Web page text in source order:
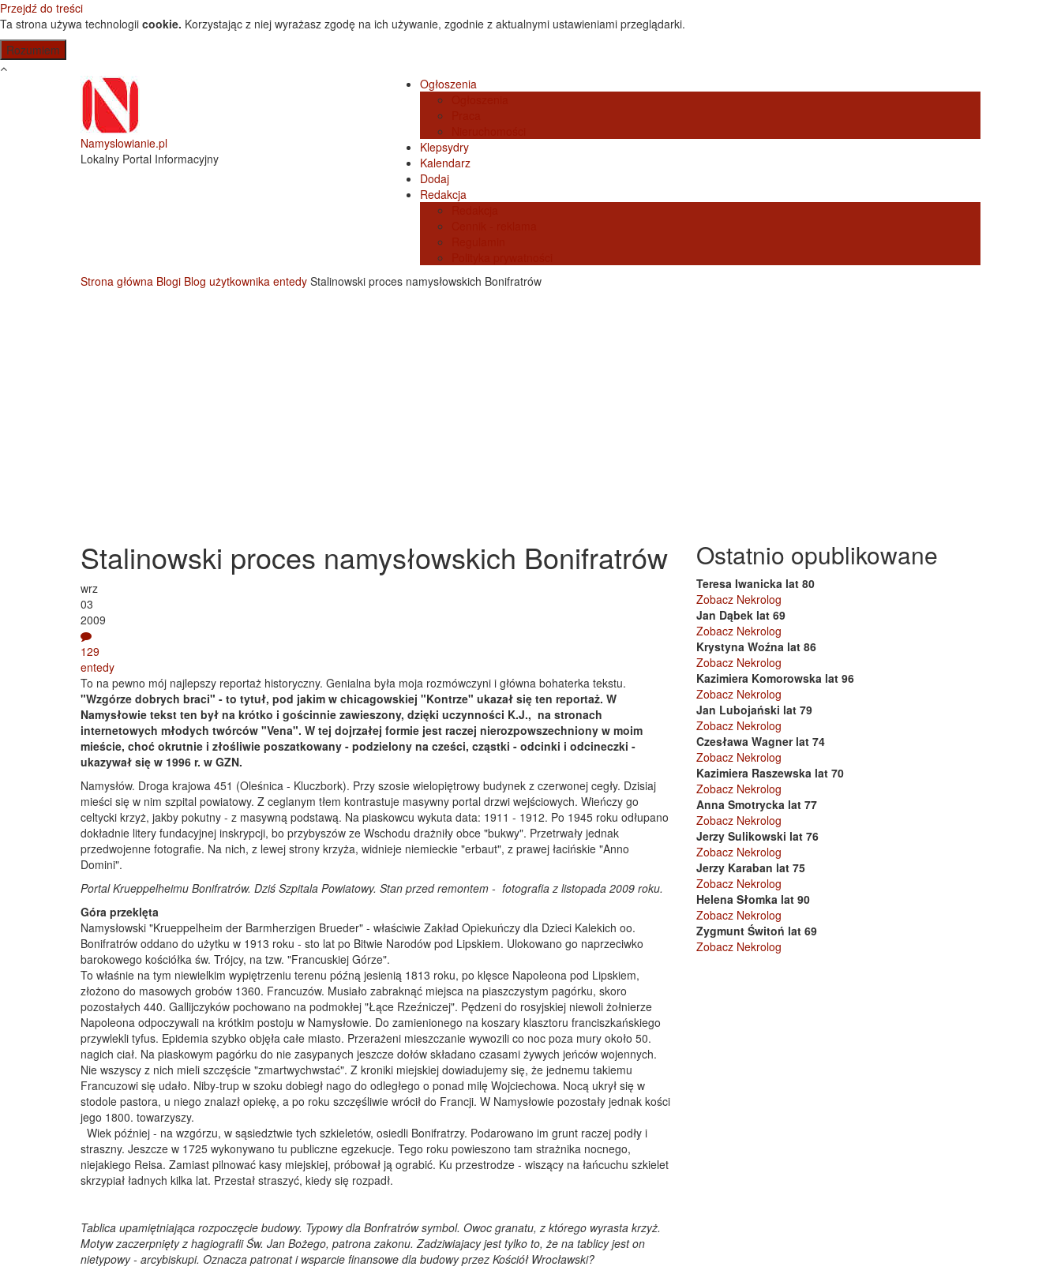
Przejdź do treści
Ta strona używa technologii cookie. Korzystając z niej wyrażasz zgodę na ich używanie, zgodnie z aktualnymi ustawieniami przeglądarki.
Namyslowianie.pl
Lokalny Portal Informacyjny
Ogłoszenia
Klepsydry
Kalendarz
Dodaj
Redakcja
Strona główna Blogi Blog użytkownika entedy Stalinowski proces namysłowskich Bonifratrów
Stalinowski proces namysłowskich Bonifratrów
wrz
03
2009
129
entedy
To na pewno mój najlepszy reportaż historyczny. Genialna była moja rozmówczyni i główna bohaterka tekstu.
"Wzgórze dobrych braci" - to tytuł, pod jakim w chicagowskiej "Kontrze" ukazał się ten reportaż. W
Namysłowie tekst ten był na krótko i gościnnie zawieszony, dzięki uczynności K.J., na stronach
internetowych młodych twórców "Vena". W tej dojrzałej formie jest raczej nierozpowszechniony w moim
mieście, choć okrutnie i złośliwie poszatkowany - podzielony na cześci, cząstki - odcinki i odcineczki -
ukazywał się w 1996 r. w GZN.
Namysłów. Droga krajowa 451 (Oleśnica - Kluczbork). Przy szosie wielopiętrowy budynek z czerwonej cegły. Dzisiaj
mieści się w nim szpital powiatowy. Z ceglanym tłem kontrastuje masywny portal drzwi wejściowych. Wieńczy go
celtycki krzyż, jakby pokutny - z masywną podstawą. Na piaskowcu wykuta data: 1911 - 1912. Po 1945 roku odłupano
dokładnie litery fundacyjnej inskrypcji, bo przybyszów ze Wschodu drażniły obce "bukwy". Przetrwały jednak
przedwojenne fotografie. Na nich, z lewej strony krzyża, widnieje niemieckie "erbaut", z prawej łacińskie "Anno
Domini".
Portal Krueppelheimu Bonifratrów. Dziś Szpitala Powiatowy. Stan przed remontem - fotografia z listopada 2009 roku.
Góra przeklęta
Namysłowski "Krueppelheim der Barmherzigen Brueder" - właściwie Zakład Opiekuńczy dla Dzieci Kalekich oo.
Bonifratrów oddano do użytku w 1913 roku - sto lat po Bitwie Narodów pod Lipskiem. Ulokowano go naprzeciwko
barokowego kościółka św. Trójcy, na tzw. "Francuskiej Górze".
To właśnie na tym niewielkim wypiętrzeniu terenu późną jesienią 1813 roku, po klęsce Napoleona pod Lipskiem,
złożono do masowych grobów 1360. Francuzów. Musiało zabraknąć miejsca na piaszczystym pagórku, skoro
pozostałych 440. Gallijczyków pochowano na podmokłej "Łące Rzeźniczej". Pędzeni do rosyjskiej niewoli żołnierze
Napoleona odpoczywali na krótkim postoju w Namysłowie. Do zamienionego na koszary klasztoru franciszkańskiego
przywlekli tyfus. Epidemia szybko objęła całe miasto. Przerażeni mieszczanie wywozili co noc poza mury około 50.
nagich ciał. Na piaskowym pagórku do nie zasypanych jeszcze dołów składano czasami żywych jeńców wojennych.
Nie wszyscy z nich mieli szczęście "zmartwychwstać". Z kroniki miejskiej dowiadujemy się, że jednemu takiemu
Francuzowi się udało. Niby-trup w szoku dobiegł nago do odległego o ponad milę Wojciechowa. Nocą ukrył się w
stodole pastora, u niego znalazł opiekę, a po roku szczęśliwie wrócił do Francji. W Namysłowie pozostały jednak kości
jego 1800. towarzyszy.
Wiek później - na wzgórzu, w sąsiedztwie tych szkieletów, osiedli Bonifratrzy. Podarowano im grunt raczej podły i
straszny. Jeszcze w 1725 wykonywano tu publiczne egzekucje. Tego roku powieszono tam strażnika nocnego,
niejakiego Reisa. Zamiast pilnować kasy miejskiej, próbował ją ograbić. Ku przestrodze - wiszący na łańcuchu szkielet
skrzypiał ładnych kilka lat. Przestał straszyć, kiedy się rozpadł.
Tablica upamiętniająca rozpoczęcie budowy. Typowy dla Bonfratrów symbol. Owoc granatu, z którego wyrasta krzyż.
Motyw zaczerpnięty z hagiografii Św. Jan Bożego, patrona zakonu. Zadziwiajacy jest tylko to, że na tablicy jest on
nietypowy - arcybiskupi. Oznacza patronat i wsparcie finansowe dla budowy przez Kościół Wrocławski?
Ostatnio opublikowane
Teresa Iwanicka lat 80
Zobacz Nekrolog
Jan Dąbek lat 69
Zobacz Nekrolog
Krystyna Woźna lat 86
Zobacz Nekrolog
Kazimiera Komorowska lat 96
Zobacz Nekrolog
Jan Lubojański lat 79
Zobacz Nekrolog
Czesława Wagner lat 74
Zobacz Nekrolog
Kazimiera Raszewska lat 70
Zobacz Nekrolog
Anna Smotrycka lat 77
Zobacz Nekrolog
Jerzy Sulikowski lat 76
Zobacz Nekrolog
Jerzy Karaban lat 75
Zobacz Nekrolog
Helena Słomka lat 90
Zobacz Nekrolog
Zygmunt Świtoń lat 69
Zobacz Nekrolog